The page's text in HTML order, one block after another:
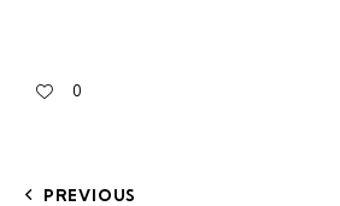
0
PREVIOUS